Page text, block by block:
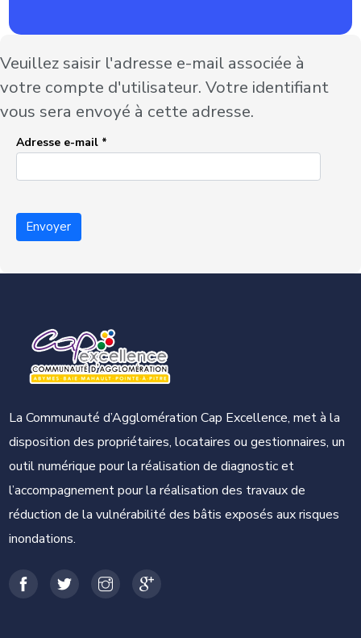
Veuillez saisir l'adresse e-mail associée à
votre compte d'utilisateur. Votre identifiant
vous sera envoyé à cette adresse.
Adresse e-mail *
Envoyer
La Communauté d’Agglomération Cap Excellence, met à la
disposition des propriétaires, locataires ou gestionnaires, un
outil numérique pour la réalisation de diagnostic et
l’accompagnement pour la réalisation des travaux de
réduction de la vulnérabilité des bâtis exposés aux risques
inondations.